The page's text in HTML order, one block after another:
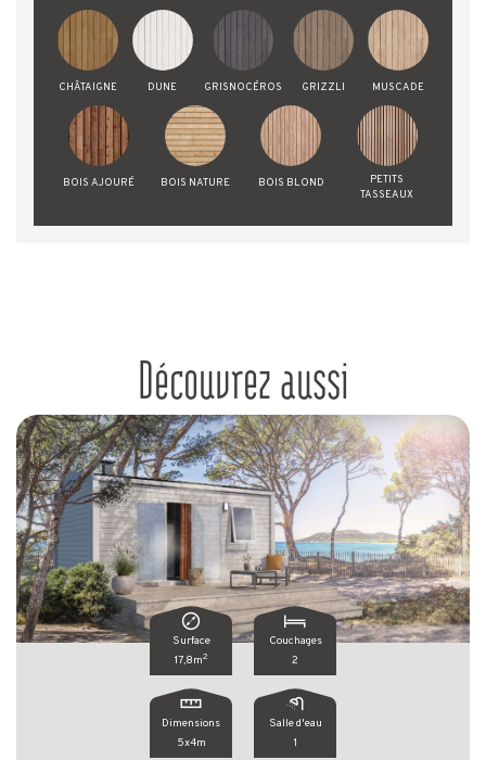
CHÂTAIGNE DUNE GRISNOCÉROS GRIZZLI MUSCADE
BOIS AJOURÉ BOIS NATURE BOIS BLOND
PETITS
TASSEAUX
Découvrez aussi
Surface
17,8m2
Couchages
2
Dimensions
5x4m
Salle d'eau
1